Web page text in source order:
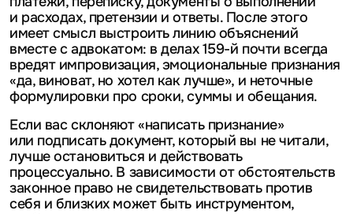
и расходах, претензии и ответы. После этого
имеет смысл выстроить линию объяснений
вместе с адвокатом: в делах 159-й почти всегда
вредят импровизация, эмоциональные признания
«да, виноват, но хотел как лучше», и неточные
формулировки про сроки, суммы и обещания.
Если вас склоняют «написать признание»
или подписать документ, который вы не читали,
лучше остановиться и действовать
процессуально. В зависимости от обстоятельств
законное право не свидетельствовать против
себя и близких может быть инструментом,